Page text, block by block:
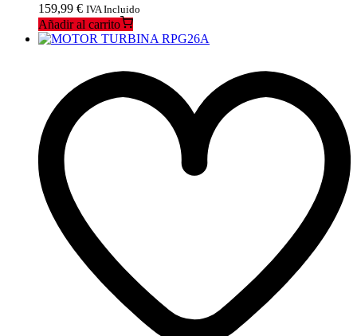
159,99 € IVA Incluido
Añadir al carrito